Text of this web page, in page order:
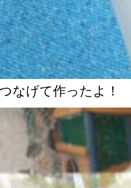
なげて作ったよ！